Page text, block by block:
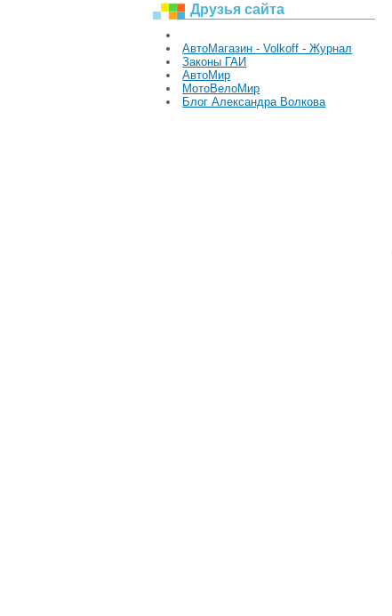
Друзья сайта
АвтоМагазин - Volkoff - Журнал
Законы ГАИ
АвтоМир
МотоВелоМир
Блог Александра Волкова